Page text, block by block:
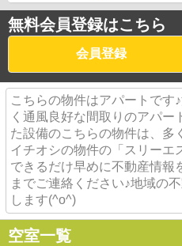
無料会員登録はこちら
会員登録
こちらの物件はアパートです
く通風良好な間取りのアパー
た設備のこちらの物件は、多
イチオシの物件の「スリーエ
できるだけ早めに不動産情報
までご連絡ください♪地域の
します(^o^)
空室一覧